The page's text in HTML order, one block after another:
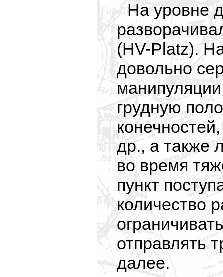
На уровне
(HV-Platz).
довольно
грудную
др., а также
во время
пункт
количество
отправлять
далее.